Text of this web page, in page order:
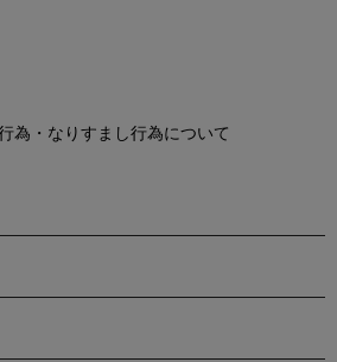
為・なりすまし行為について